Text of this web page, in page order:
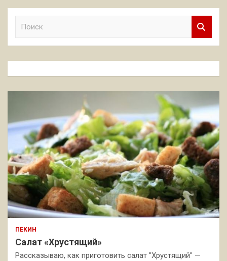
к
ПЕКИН
Салат «Хрустящий»
Рассказываю, как приготовить салат "Хрустящий" —